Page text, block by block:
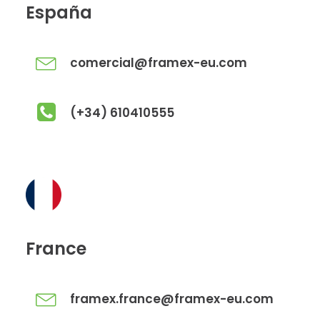
España
comercial@framex-eu.com
(+34) 610410555
France
framex.france@framex-eu.com